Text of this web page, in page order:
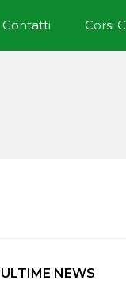
Contatti Corsi
ULTIME NEWS